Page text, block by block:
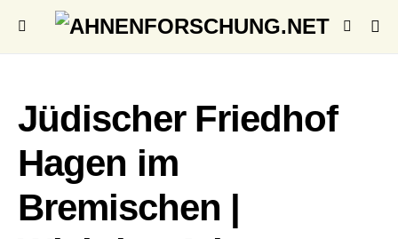
Jüdischer Friedhof
Hagen im
Bremischen |